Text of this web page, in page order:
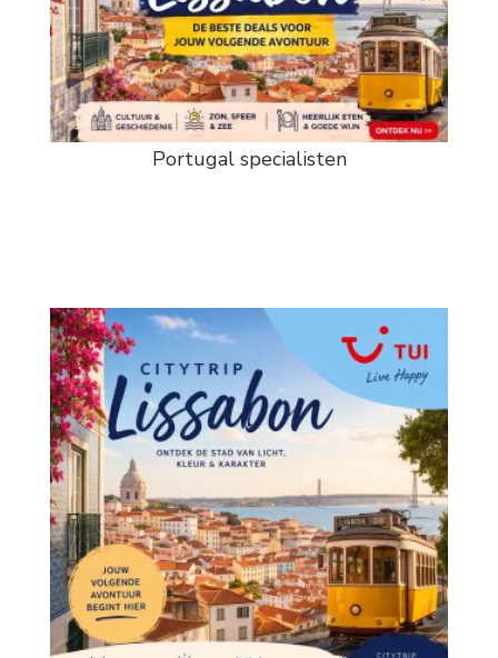
Portugal specialisten